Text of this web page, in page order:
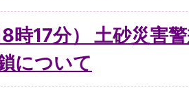
8時17分） 土砂災害
について